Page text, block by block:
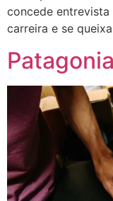
concede
carreira e se